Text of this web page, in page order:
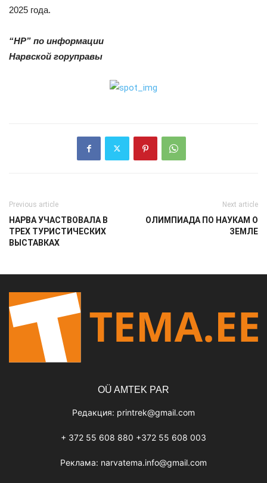
2025 года.
“НР” по информации
Нарвской горуправы
Previous article
НАРВА УЧАСТВОВАЛА В
ТРЕХ ТУРИСТИЧЕСКИХ
ВЫСТАВКАХ
Next article
ОЛИМПИАДА ПО НАУКАМ О
ЗЕМЛЕ
OÜ AMTEK PAR
Редакция: printrek@gmail.com
+ 372 55 608 880 +372 55 608 003
Реклама: narvatema.info@gmail.com